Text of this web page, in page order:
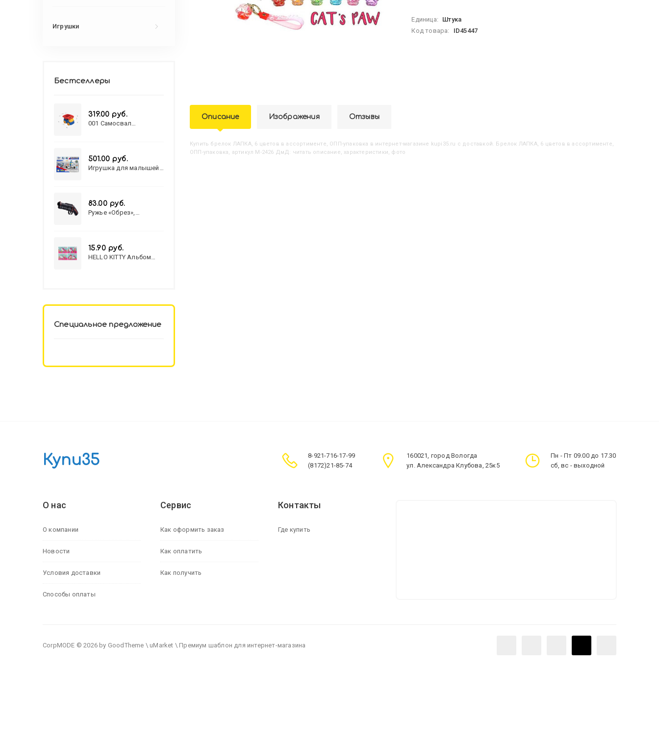
Единица:
Штука
Код товара:
ID45447
Описание Изображения Отзывы
Купить Брелок ЛАПКА, 6 цветов в ассортименте, ОПП-упаковка в интернет-магазине kupi35.ru с доставкой. Брелок ЛАПКА, 6 цветов в ассортименте,
ОПП-упаковка, артикул M-2426 ДмД: читать описание, характеристики, фото
Игрушки
Бестселлеры
319.00 руб.
001 Самосвал
501.00 руб.
Игрушка для малышей
83.00 руб.
Ружье «Обрез»,
15.90 руб.
HELLO KITTY Альбом
Специальное предложение
Купи35
8-921-716-17-99
(8172)21-85-74
160021, город Вологда
ул. Александра Клубова, 25к5
Пн - Пт 09.00 до 17.30
сб, вс - выходной
О нас
О компании
Новости
Условия доставки
Способы оплаты
Сервис
Как оформить заказ
Как оплатить
Как получить
Контакты
Где купить
CorpMODE © 2026 by GoodTheme \ uMarket \ Премиум шаблон для интернет-магазина